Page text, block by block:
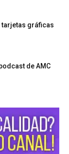
tarjetas gráficas
de AMC